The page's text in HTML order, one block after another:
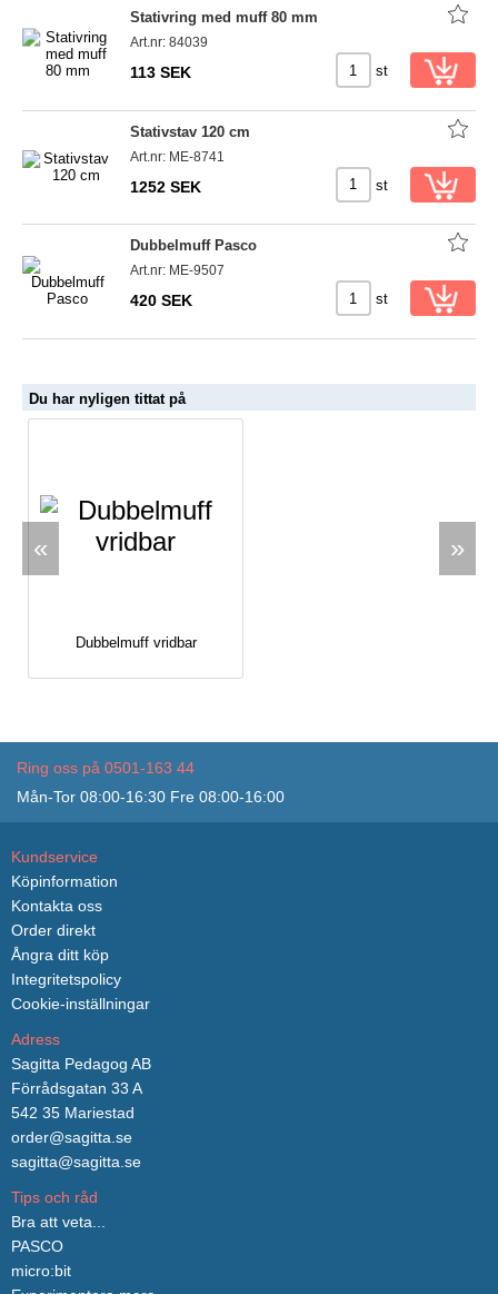
Stativring med muff 80 mm
Art.nr: 84039
113 SEK st
Stativstav 120 cm
Art.nr: ME-8741
1252 SEK st
Dubbelmuff Pasco
Art.nr: ME-9507
420 SEK st
Du har nyligen tittat på
«
Dubbelmuff vridbar
»
Ring oss på 0501-163 44
Mån-Tor 08:00-16:30 Fre 08:00-16:00
Kundservice
Köpinformation
Kontakta oss
Order direkt
Ångra ditt köp
Integritetspolicy
Cookie-inställningar
Adress
Sagitta Pedagog AB
Förrådsgatan 33 A
542 35 Mariestad
order@sagitta.se
sagitta@sagitta.se
Tips och råd
Bra att veta...
PASCO
micro:bit